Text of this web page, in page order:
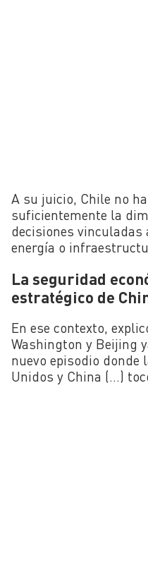
A su juicio, Chile no
suficientemente la
decisiones vinculadas
energía o
La seguridad
estratégico de
En ese contexto,
Washington y Beijing
nuevo episodio
Unidos y China (…)